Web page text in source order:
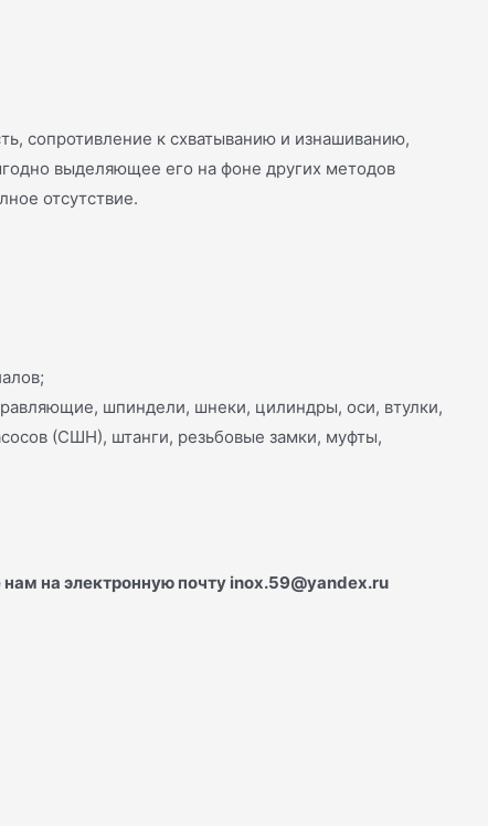
сопротивление к схватыванию и изнашиванию,
выделяющее его на фоне других методов
отсутствие.
шпиндели, шнеки, цилиндры, оси, втулки,
(СШН), штанги, резьбовые замки, муфты,
на электронную почту inox.59@yandex.ru